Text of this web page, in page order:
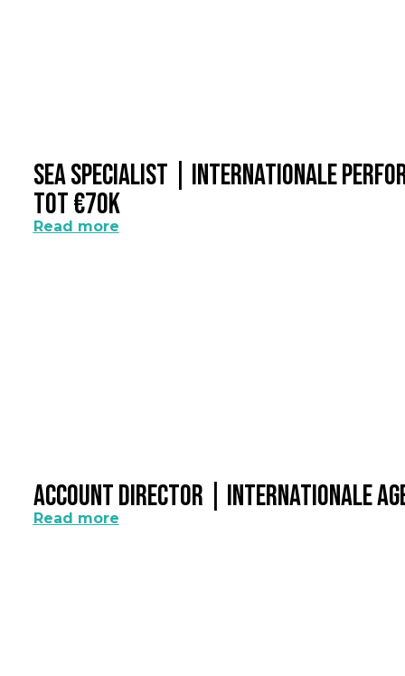
SEA Specialist | Internationale
Tot €70k
Read more
Account Director | Internationale
Read more